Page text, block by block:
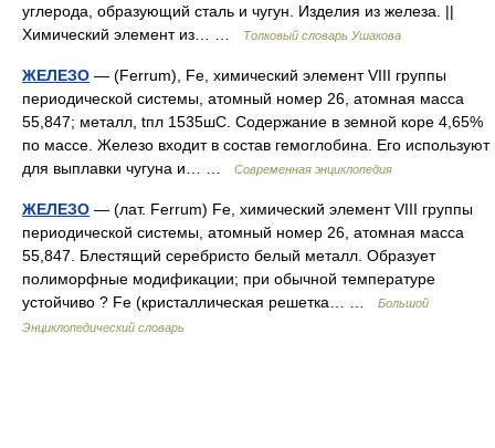
углерода, образующий сталь и чугун. Изделия из железа. ||
Химический элемент из… …
Толковый словарь Ушакова
ЖЕЛЕЗО — (Ferrum), Fe, химический элемент VIII группы
периодической системы, атомный номер 26, атомная масса
55,847; металл, tпл 1535шC. Содержание в земной коре 4,65%
по массе. Железо входит в состав гемоглобина. Его используют
для выплавки чугуна и… …
Современная энциклопедия
ЖЕЛЕЗО — (лат. Ferrum) Fe, химический элемент VIII группы
периодической системы, атомный номер 26, атомная масса
55,847. Блестящий серебристо белый металл. Образует
полиморфные модификации; при обычной температуре
устойчиво ? Fe (кристаллическая решетка… …
Большой
Энциклопедический словарь